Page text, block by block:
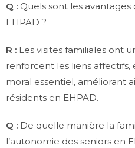
Q : Quels sont les avantages
EHPAD ?
R : Les visites familiales ont
renforcent les liens
moral essentiel, améliorant
résidents en EHPAD.
Q : De quelle manière la
l’autonomie des seniors en